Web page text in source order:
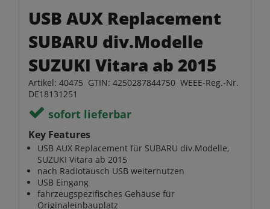
USB AUX Replacement
SUBARU div.Modelle
SUZUKI Vitara ab 2015
Artikel: 40475 GTIN: 4250287844750 WEEE-Reg.-Nr.
DE18131251
sofort lieferbar
Key Features
USB AUX Replacement für SUBARU div.Modelle,
SUZUKI Vitara ab 2015
nach Radiotausch USB weiternutzen
USB Eingang
fahrzeugspezifisches Gehäuse für
Originaleinbauplatz